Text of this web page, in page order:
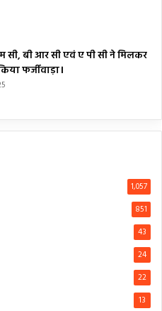
सी, बी आर सी एवं ए पी सी ने मिलकर
फर्जीवाड़ा।
1,057
851
43
24
22
13